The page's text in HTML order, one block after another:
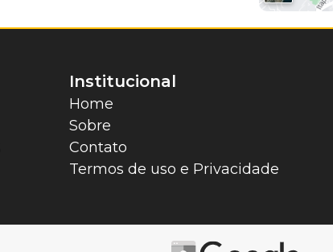
Institucional
Home
Sobre
Contato
Termos de uso e Privacidade